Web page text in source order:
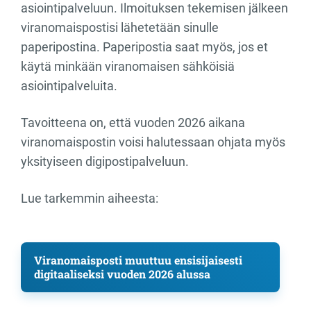
asiointipalveluun. Ilmoituksen tekemisen jälkeen
viranomaispostisi lähetetään sinulle
paperipostina. Paperipostia saat myös, jos et
käytä minkään viranomaisen sähköisiä
asiointipalveluita.
Tavoitteena on, että vuoden 2026 aikana
viranomaispostin voisi halutessaan ohjata myös
yksityiseen digipostipalveluun.
Lue tarkemmin aiheesta:
Viranomaisposti muuttuu ensisijaisesti
digitaaliseksi vuoden 2026 alussa